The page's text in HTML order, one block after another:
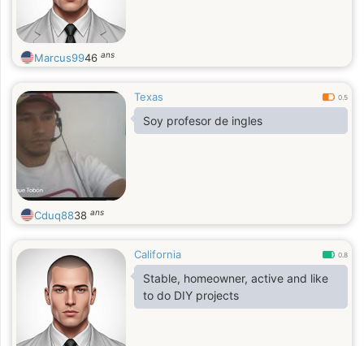
Marcus9946 ans
Texas 0.5
Soy profesor de ingles
Cduq8838 ans
California 0.8
Stable, homeowner, active and like
to do DIY projects